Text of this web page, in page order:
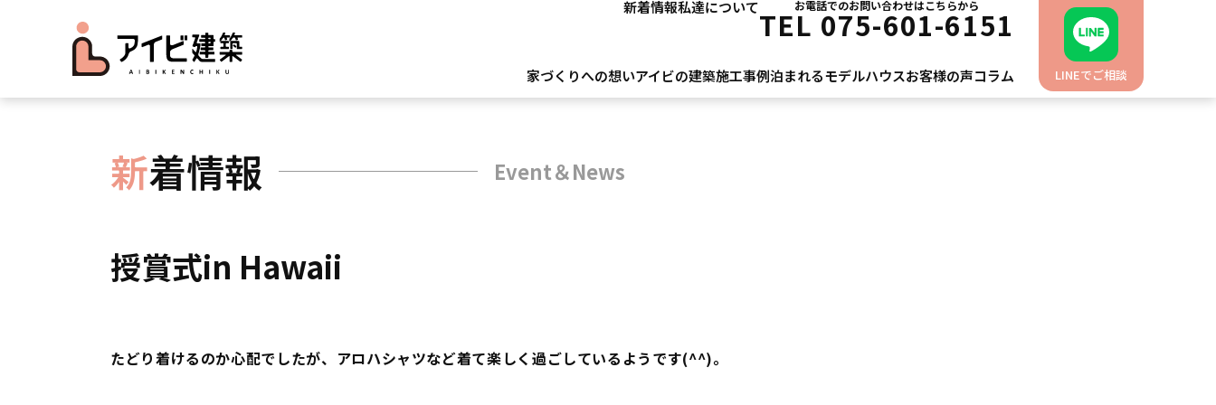
新着情報私達について お電話でのお問い合わせはこちらから
TEL075-601-6151
家づくりへの想いアイビの建築施工事例泊まれるモデルハウスお客様の声コラム LINEでご相談
新着情報 Event＆News
授賞式in Hawaii
たどり着けるのか心配でしたが、アロハシャツなど着て楽しく過ごしているようです(^^)。